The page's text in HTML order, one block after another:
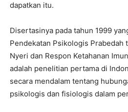
dapatkan itu.
Disertasinya pada tahun 1999
Pendekatan Psikologis Prabedah
Nyeri dan Respon Ketahanan
adalah penelitian pertama di
secara mendalam tentang
psikologis dan fisiologis dalam